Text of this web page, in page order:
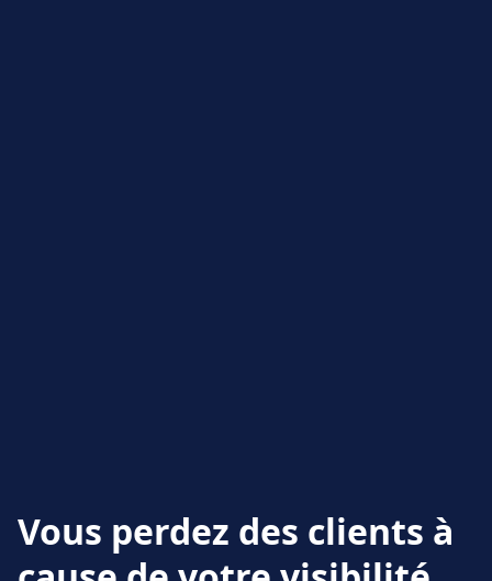
Vous perdez des clients à